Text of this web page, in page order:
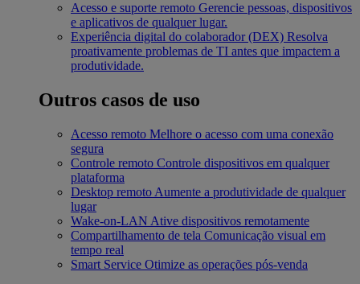
Acesso e suporte remoto Gerencie pessoas, dispositivos
e aplicativos de qualquer lugar.
Experiência digital do colaborador (DEX) Resolva
proativamente problemas de TI antes que impactem a
produtividade.
Outros casos de uso
Acesso remoto Melhore o acesso com uma conexão
segura
Controle remoto Controle dispositivos em qualquer
plataforma
Desktop remoto Aumente a produtividade de qualquer
lugar
Wake-on-LAN Ative dispositivos remotamente
Compartilhamento de tela Comunicação visual em
tempo real
Smart Service Otimize as operações pós-venda